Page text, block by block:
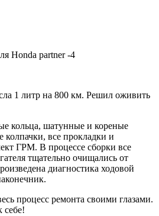
1 литр на 800 км. Решил оживить
кольца, шатунные и кореные
все прокладки и
ГРМ. В процессе сборки все
тщательно очищались от
диагностика ходовой
процесс ремонта своими глазами.
себе!